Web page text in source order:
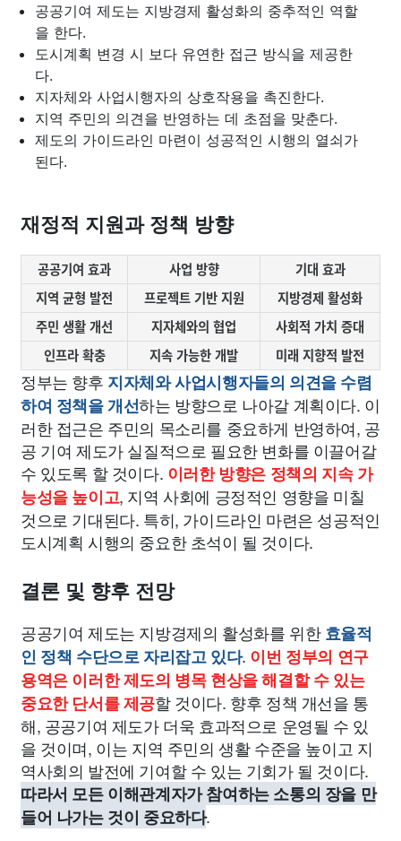
공공기여 제도는 지방경제 활성화의 중추적인 역할
을 한다.
도시계획 변경 시 보다 유연한 접근 방식을 제공한
다.
지자체와 사업시행자의 상호작용을 촉진한다.
지역 주민의 의견을 반영하는 데 초점을 맞춘다.
제도의 가이드라인 마련이 성공적인 시행의 열쇠가
된다.
재정적 지원과 정책 방향
공공기여 효과 사업 방향
기대 효과
지역 균형 발전
프로젝트 기반 지원
지방경제 활성화
주민 생활 개선
지자체와의 협업
사회적 가치 증대
인프라 확충
지속 가능한 개발 미래 지향적 발전
정부는 향후 지자체와 사업시행자들의 의견을 수렴
하여 정책을 개선하는 방향으로 나아갈 계획이다. 이
러한 접근은 주민의 목소리를 중요하게 반영하여, 공
공 기여 제도가 실질적으로 필요한 변화를 이끌어갈
수 있도록 할 것이다. 이러한 방향은 정책의 지속 가
능성을 높이고, 지역 사회에 긍정적인 영향을 미칠
것으로 기대된다. 특히, 가이드라인 마련은 성공적인
도시계획 시행의 중요한 초석이 될 것이다.
결론 및 향후 전망
공공기여 제도는 지방경제의 활성화를 위한효율적
인 정책 수단으로 자리잡고 있다. 이번 정부의 연구
용역은 이러한 제도의 병목 현상을 해결할 수 있는
중요한 단서를 제공할 것이다. 향후 정책 개선을 통
해, 공공기여 제도가 더욱 효과적으로 운영될 수 있
을 것이며, 이는 지역 주민의 생활 수준을 높이고 지
역사회의 발전에 기여할 수 있는 기회가 될 것이다.
따라서 모든 이해관계자가 참여하는 소통의 장을 만
들어 나가는 것이 중요하다.